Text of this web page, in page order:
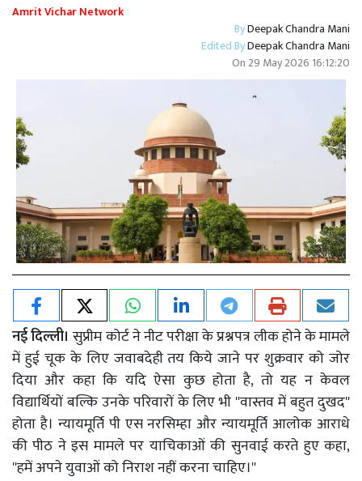
Amrit Vichar Network
ByDeepak Chandra Mani
Edited ByDeepak Chandra Mani
On 29 May 2026 16:12:20
नई दिल्ली। सुप्रीम कोर्ट ने नीट परीक्षा के प्रश्नपत्र लीक होने के मामले
में हुई चूक के लिए जवाबदेही तय किये जाने पर शुक्रवार को जोर
दिया और कहा कि यदि ऐसा कुछ होता है, तो यह न केवल
विद्यार्थियों बल्कि उनके परिवारों के लिए भी ''वास्तव में बहुत दुखद''
होता है। न्यायमूर्ति पी एस नरसिम्हा और न्यायमूर्ति आलोक आराधे
की पीठ ने इस मामले पर याचिकाओं की सुनवाई करते हुए कहा,
''हमें अपने युवाओं को निराश नहीं करना चाहिए।''